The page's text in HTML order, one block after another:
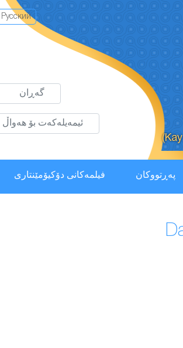
Русский
پەڕتووكان فیلمەكانی دۆکیۆمێنتاری